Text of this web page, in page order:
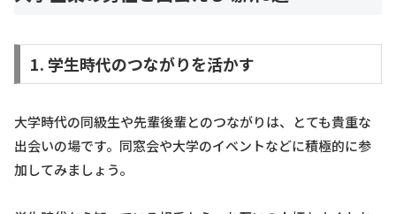
1. 学生時代のつながりを活かす
大学時代の同級生や先輩後輩とのつながりは、とても貴重な
出会いの場です。同窓会や大学のイベントなどに積極的に参
加してみましょう。